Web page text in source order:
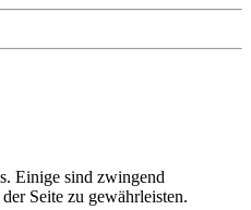
Einige sind zwingend
Seite zu gewährleisten.